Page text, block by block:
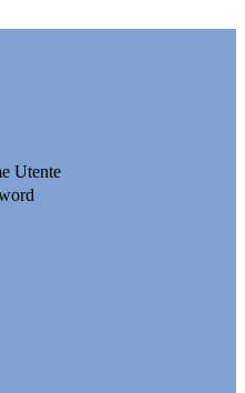
Utente